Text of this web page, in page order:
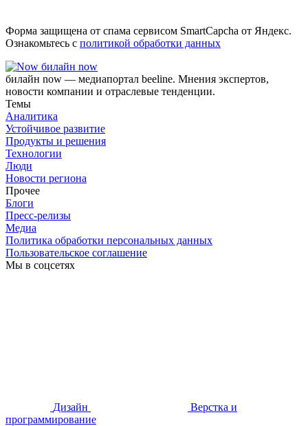
Форма защищена от спама сервисом SmartCapcha от Яндекс.
Ознакомьтесь с политикой обработки данных
билайн now
билайн now — медиапортал beeline. Мнения экспертов,
новости компании и отраслевые тенденции.
Темы
Аналитика
Устойчивое развитие
Продукты и решения
Технологии
Люди
Новости региона
Прочее
Блоги
Пресс-релизы
Медиа
Политика обработки персональных данных
Пользовательское соглашение
Мы в соцсетях
Дизайн
Верстка и
программирование